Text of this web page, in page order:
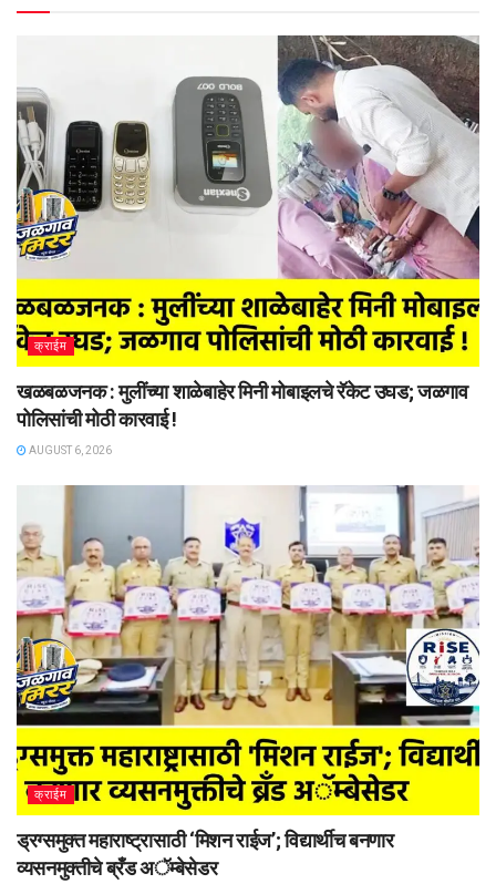
क्राईम
खळबळजनक : मुलींच्या शाळेबाहेर मिनी मोबाइलचे रॅकेट उघड; जळगाव
पोलिसांची मोठी कारवाई !
AUGUST 6, 2026
क्राईम
ड्रग्समुक्त महाराष्ट्रासाठी ‘मिशन राईज’; विद्यार्थीच बनणार
व्यसनमुक्तीचे ब्रँड अॅम्बेसेडर